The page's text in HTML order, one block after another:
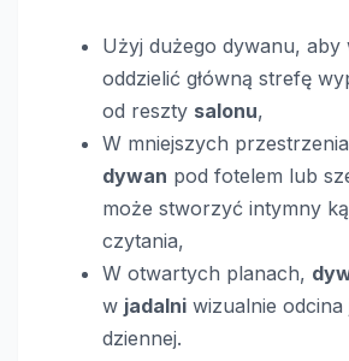
Użyj dużego dywanu, aby
oddzielić główną strefę
od reszty salonu,
W mniejszych
dywan pod fotelem lub
może stworzyć intymny
czytania,
W otwartych planach,
w jadalni wizualnie odcina
dziennej.